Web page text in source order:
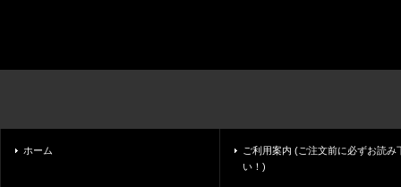
ホーム
ご利用案内 (ご注文前に必ずお読み
い！)